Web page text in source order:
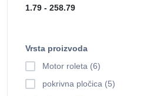
Vrsta proizvoda
Motor roleta (6)
pokrivna pločica (5)